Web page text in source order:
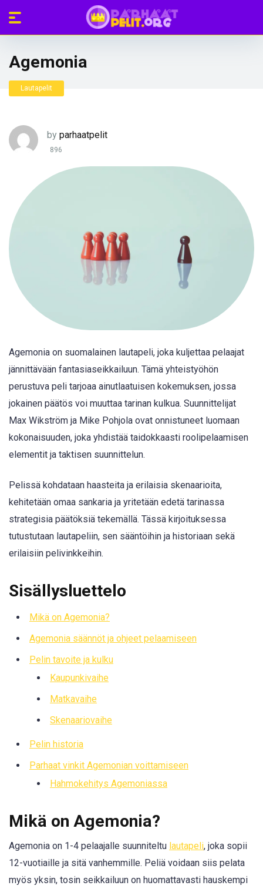
Agemonia
Lautapelit
by parhaatpelit
896
Agemonia on suomalainen lautapeli, joka kuljettaa pelaajat
jännittävään fantasiaseikkailuun. Tämä yhteistyöhön
perustuva peli tarjoaa ainutlaatuisen kokemuksen, jossa
jokainen päätös voi muuttaa tarinan kulkua. Suunnittelijat
Max Wikström ja Mike Pohjola ovat onnistuneet luomaan
kokonaisuuden, joka yhdistää taidokkaasti roolipelaamisen
elementit ja taktisen suunnittelun.
Pelissä kohdataan haasteita ja erilaisia skenaarioita,
kehitetään omaa sankaria ja yritetään edetä tarinassa
strategisia päätöksiä tekemällä. Tässä kirjoituksessa
tutustutaan lautapeliin, sen sääntöihin ja historiaan sekä
erilaisiin pelivinkkeihin.
Sisällysluettelo
Mikä on Agemonia?
Agemonia säännöt ja ohjeet pelaamiseen
Pelin tavoite ja kulku
Kaupunkivaihe
Matkavaihe
Skenaariovaihe
Pelin historia
Parhaat vinkit Agemonian voittamiseen
Hahmokehitys Agemoniassa
Mikä on Agemonia?
Agemonia on 1-4 pelaajalle suunniteltu lautapeli, joka sopii
12-vuotiaille ja sitä vanhemmille. Peliä voidaan siis pelata
myös yksin, tosin seikkailuun on huomattavasti hauskempi